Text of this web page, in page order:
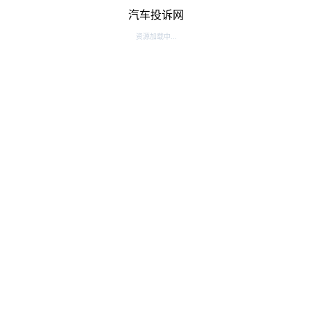
汽车投诉网
资源加载中...